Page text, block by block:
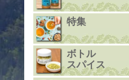
特集
ボトル
スパイス